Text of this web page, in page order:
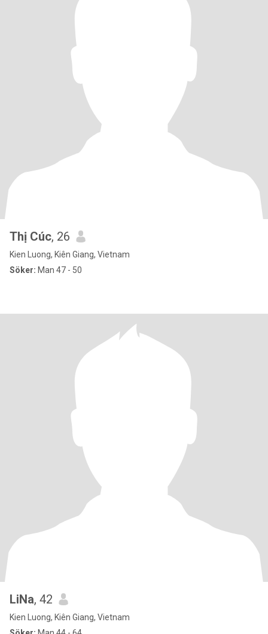
Thị Cúc, 26
Kien Luong, Kiên Giang, Vietnam
Söker: Man 47 - 50
LiNa, 42
Kien Luong, Kiên Giang, Vietnam